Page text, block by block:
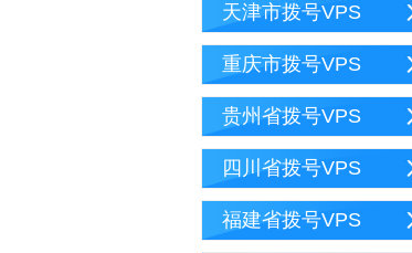
天津市拨号VPS
重庆市拨号VPS
贵州省拨号VPS
四川省拨号VPS
福建省拨号VPS